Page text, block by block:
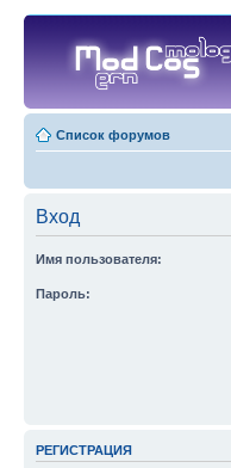
Список форумов
Вход
Имя пользователя:
Пароль:
РЕГИСТРАЦИЯ